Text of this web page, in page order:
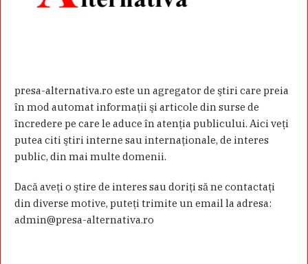
presa-alternativa.ro este un agregator de ştiri care preia
în mod automat informaţii şi articole din surse de
încredere pe care le aduce în atenţia publicului. Aici veţi
putea citi ştiri interne sau internaţionale, de interes
public, din mai multe domenii.
Dacă aveţi o ştire de interes sau doriţi să ne contactaţi
din diverse motive, puteţi trimite un email la adresa:
admin@presa-alternativa.ro